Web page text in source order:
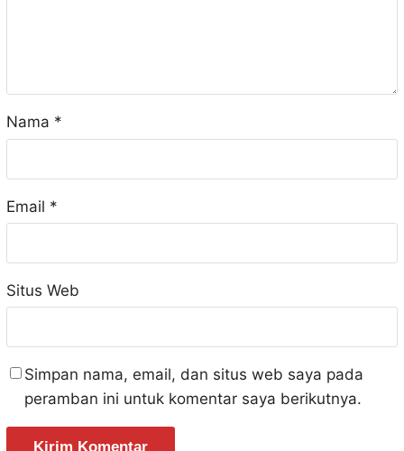
Nama *
Email *
Situs Web
Simpan nama, email, dan situs web saya pada
peramban ini untuk komentar saya berikutnya.